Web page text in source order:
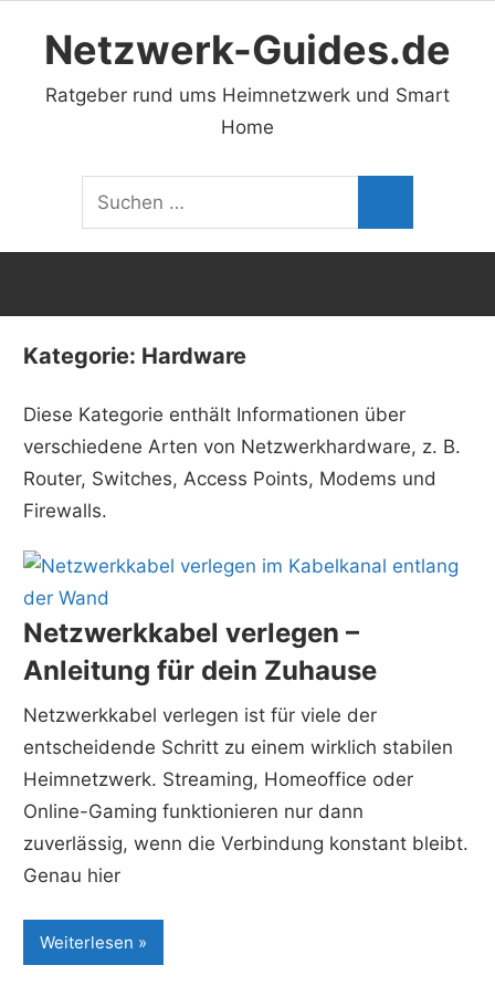
Netzwerk-Guides.de
Ratgeber rund ums Heimnetzwerk und Smart
Home
Suchen
nach:
Kategorie: Hardware
Diese Kategorie enthält Informationen über
verschiedene Arten von Netzwerkhardware, z. B.
Router, Switches, Access Points, Modems und
Firewalls.
Netzwerkkabel verlegen –
Anleitung für dein Zuhause
Netzwerkkabel verlegen ist für viele der
entscheidende Schritt zu einem wirklich stabilen
Heimnetzwerk. Streaming, Homeoffice oder
Online-Gaming funktionieren nur dann
zuverlässig, wenn die Verbindung konstant bleibt.
Genau hier
Weiterlesen